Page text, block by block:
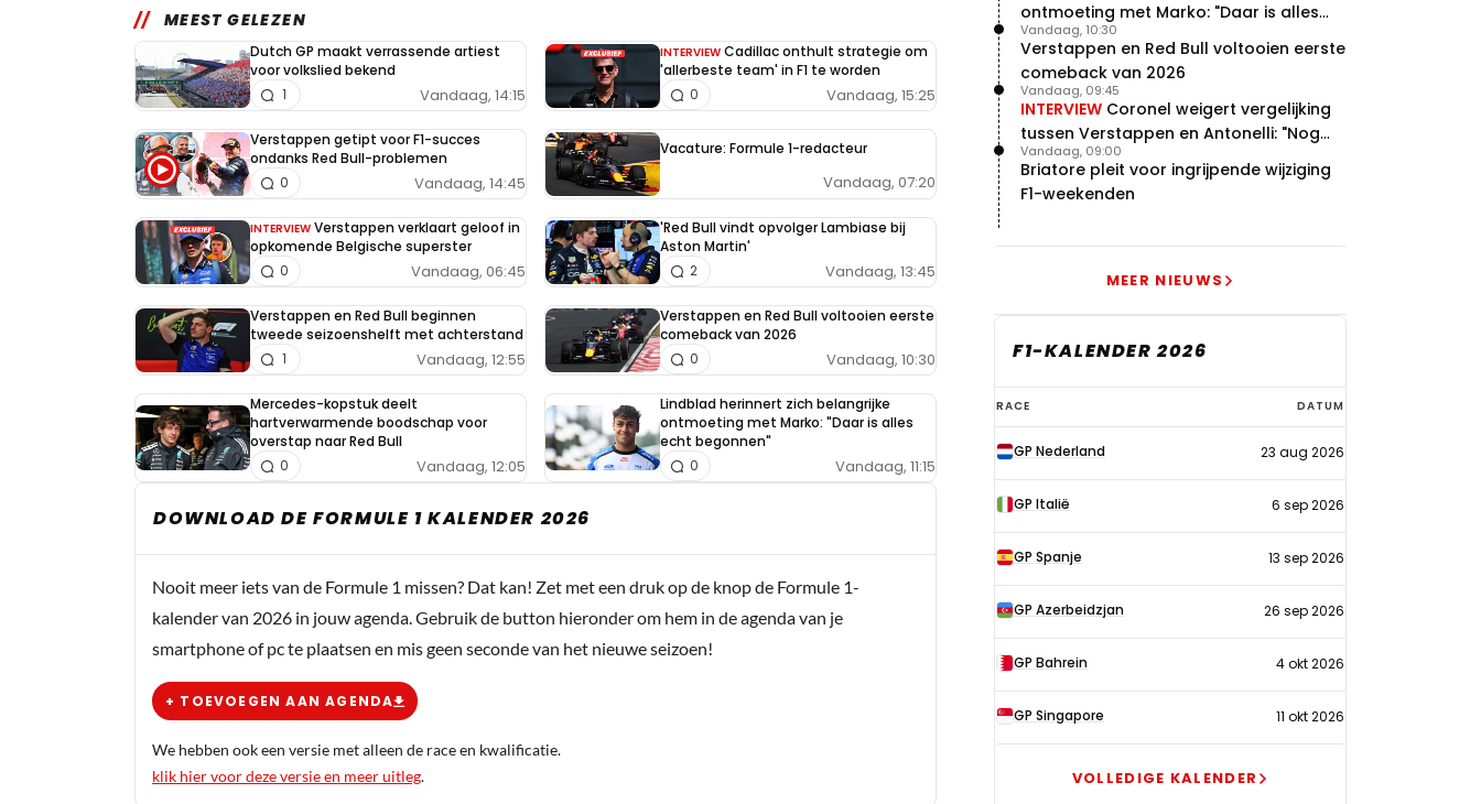
MEEST GELEZEN
Dutch GP maakt verrassende artiest
voor volkslied bekend
Vandaag, 14:15
1
INTERVIEW Cadillac onthult strategie om
'allerbeste team' in F1 te worden
Vandaag, 15:25
0
Verstappen getipt voor F1-succes
ondanks Red Bull-problemen
Vandaag, 14:45
0
Vacature: Formule 1-redacteur
Vandaag, 07:20
INTERVIEW Verstappen verklaart geloof in
opkomende Belgische superster
Vandaag, 06:45
0
'Red Bull vindt opvolger Lambiase bij
Aston Martin'
Vandaag, 13:45
2
Verstappen en Red Bull beginnen
tweede seizoenshelft met achterstand
Vandaag, 12:55
1
Verstappen en Red Bull voltooien eerste
comeback van 2026
Vandaag, 10:30
0
Mercedes-kopstuk deelt
hartverwarmende boodschap voor
overstap naar Red Bull
Vandaag, 12:05
0
Lindblad herinnert zich belangrijke
ontmoeting met Marko: "Daar is alles
echt begonnen"
Vandaag, 11:15
0
DOWNLOAD DE FORMULE 1 KALENDER 2026
Nooit meer iets van de Formule 1 missen? Dat kan! Zet met een druk op de knop de Formule 1-
kalender van 2026 in jouw agenda. Gebruik de button hieronder om hem in de agenda van je
smartphone of pc te plaatsen en mis geen seconde van het nieuwe seizoen!
+ TOEVOEGEN AAN AGENDA
We hebben ook een versie met alleen de race en kwalificatie.
klik hier voor deze versie en meer uitleg.
ontmoeting met Marko: "Daar is alles
echt begonnen"
Verstappen en Red Bull voltooien eerste
comeback van 2026
Vandaag, 10:30
INTERVIEW Coronel weigert vergelijking
tussen Verstappen en Antonelli: "Nog
niet dat niveau"
Vandaag, 09:45
Briatore pleit voor ingrijpende wijziging
F1-weekenden
Vandaag, 09:00
MEER NIEUWS
F1-KALENDER 2026
F1-
kalender
2026
RACE DATUM
GP Nederland 23 aug 2026
GP Italië 6 sep 2026
GP Spanje 13 sep 2026
GP Azerbeidzjan 26 sep 2026
GP Bahrein 4 okt 2026
GP Singapore 11 okt 2026
VOLLEDIGE KALENDER